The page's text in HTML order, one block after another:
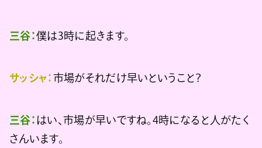
三谷：僕は3時に起きます。
サッシャ： 市場がそれだけ早いということ？
三谷： はい、市場が早いですね。4時になると人がたく
さんいます。